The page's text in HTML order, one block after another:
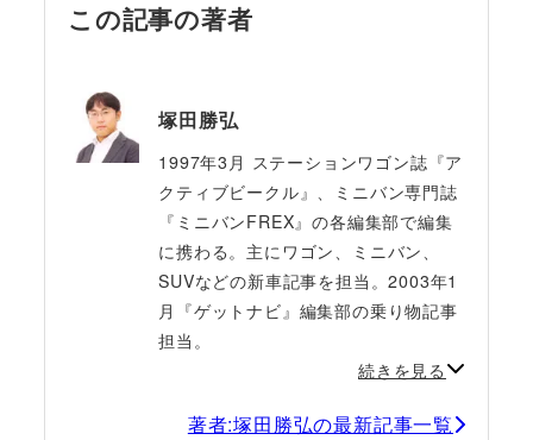
この記事の著者
塚田勝弘
1997年3月 ステーションワゴン誌『ア
クティブビークル』、ミニバン専門誌
『ミニバンFREX』の各編集部で編集
に携わる。主にワゴン、ミニバン、
SUVなどの新車記事を担当。2003年1
月『ゲットナビ』編集部の乗り物記事
担当。
続きを見る
著者:塚田勝弘の最新記事一覧